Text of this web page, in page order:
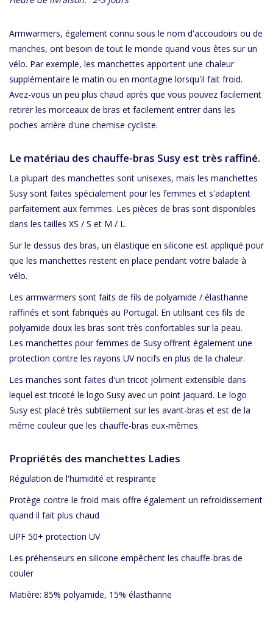
Armwarmers, également connu sous le nom d'accoudoirs ou de
manches, ont besoin de tout le monde quand vous êtes sur un
vélo. Par exemple, les manchettes apportent une chaleur
supplémentaire le matin ou en montagne lorsqu'il fait froid.
Avez-vous un peu plus chaud après que vous pouvez facilement
retirer les morceaux de bras et facilement entrer dans les
poches arrière d'une chemise cycliste.
Le matériau des chauffe-bras Susy est très raffiné.
La plupart des manchettes sont unisexes, mais les manchettes
Susy sont faites spécialement pour les femmes et s'adaptent
parfaitement aux femmes. Les pièces de bras sont disponibles
dans les tailles XS / S et M / L.
Sur le dessus des bras, un élastique en silicone est appliqué pour
que les manchettes restent en place pendant votre balade à
vélo.
Les armwarmers sont faits de fils de polyamide / élasthanne
raffinés et sont fabriqués au Portugal. En utilisant ces fils de
polyamide doux les bras sont très confortables sur la peau.
Les manchettes pour femmes de Susy offrent également une
protection contre les rayons UV nocifs en plus de la chaleur.
Les manches sont faites d'un tricot joliment extensible dans
lequel est tricoté le logo Susy avec un point jaquard. Le logo
Susy est placé très subtilement sur les avant-bras et est de la
même couleur que les chauffe-bras eux-mêmes.
Propriétés des manchettes Ladies
Régulation de l'humidité et respirante
Protège contre le froid mais offre également un refroidissement
quand il fait plus chaud
UPF 50+ protection UV
Les préhenseurs en silicone empêchent les chauffe-bras de
couler
Matière: 85% polyamide, 15% élasthanne